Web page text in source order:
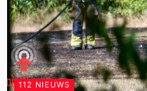
112 NIEUWS